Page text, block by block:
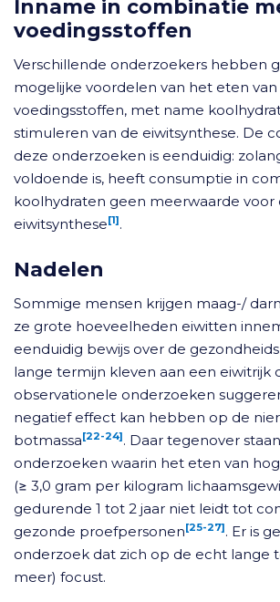
Inname in combinatie
voedingsstoffen
Verschillende onderzoekers hebben
mogelijke voordelen van het eten
voedingsstoffen, met name
stimuleren van de eiwitsynthese. De
deze onderzoeken is eenduidig:
voldoende is, heeft consumptie in
koolhydraten geen meerwaarde voor
eiwitsynthese[1].
Nadelen
Sommige mensen krijgen maag-/
ze grote hoeveelheden eiwitten
eenduidig bewijs over de
lange termijn kleven aan een eiwitrijk
observationele onderzoeken
negatief effect kan hebben op de
botmassa[22-24]. Daar tegenover
onderzoeken waarin het eten van
(≥ 3,0 gram per kilogram
gedurende 1 tot 2 jaar niet leidt tot
gezonde proefpersonen[25-27]. Er is
onderzoek dat zich op de echt lange
meer) focust.